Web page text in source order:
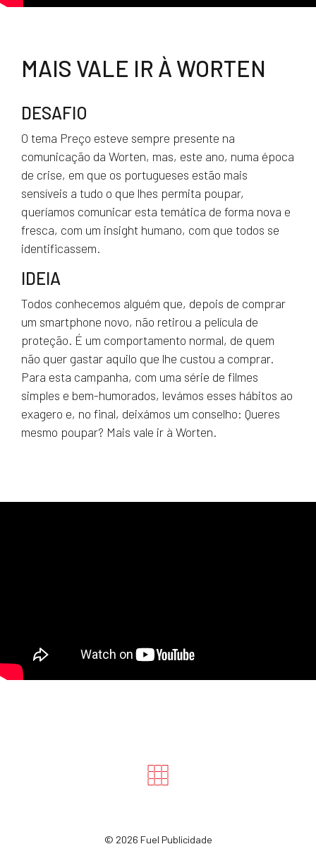
MAIS VALE IR À WORTEN
DESAFIO
O tema Preço esteve sempre presente na
comunicação da Worten, mas, este ano, numa época
de crise, em que os portugueses estão mais
sensíveis a tudo o que lhes permita poupar,
queríamos comunicar esta temática de forma nova e
fresca, com um insight humano, com que todos se
identificassem.
IDEIA
Todos conhecemos alguém que, depois de comprar
um smartphone novo, não retirou a película de
proteção. É um comportamento normal, de quem
não quer gastar aquilo que lhe custou a comprar.
Para esta campanha, com uma série de filmes
simples e bem-humorados, levámos esses hábitos ao
exagero e, no final, deixámos um conselho: Queres
mesmo poupar? Mais vale ir à Worten.
© 2026 Fuel Publicidade